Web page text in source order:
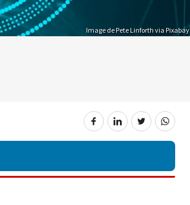
Image de Pete Linforth via Pixabay